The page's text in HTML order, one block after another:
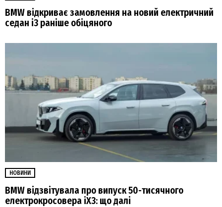
BMW відкриває замовлення на новий електричний
седан i3 раніше обіцяного
НОВИНИ
BMW відзвітувала про випуск 50-тисячного
електрокросовера iX3: що далі